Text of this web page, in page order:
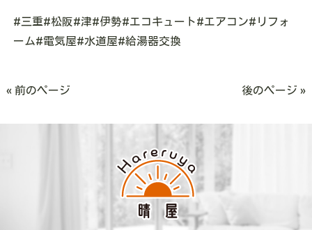
#三重#松阪#津#伊勢#エコキュート#エアコン# リフォ
ーム#電気屋#水道屋#給湯器交換
« 前のページ 後のページ »